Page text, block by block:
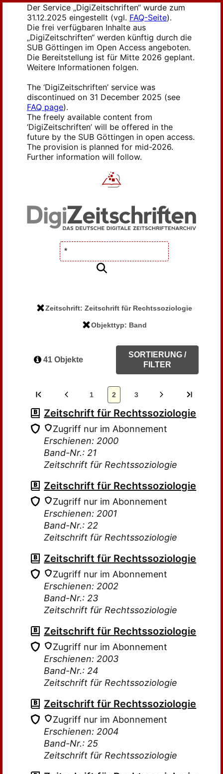
Der Service „DigiZeitschriften“ wurde zum
31.12.2025 eingestellt (vgl. FAQ-Seite).
Die frei verfügbaren Inhalte aus
„DigiZeitschriften“ werden künftig durch die
SUB Göttingen im Open Access angeboten.
Die Bereitstellung ist für Mitte 2026 geplant.
Weitere Informationen folgen.
The ‘DigiZeitschriften’ service was
discontinued on 31 December 2025 (see
FAQ page).
The freely available content from
‘DigiZeitschriften’ will be offered in the
future by the SUB Göttingen in open access.
The provision is planned for mid-2026.
Further information will follow.
Zeitschrift: Zeitschrift für Rechtssoziologie
Objekttyp: Band
41 Objekte
SORTIERUNG /
FILTER
1 2 3
Zeitschrift für Rechtssoziologie
Zugriff nur im Abonnement
Erschienen: 2000
Band-Nr.: 21
Zeitschrift für Rechtssoziologie
Zeitschrift für Rechtssoziologie
Zugriff nur im Abonnement
Erschienen: 2001
Band-Nr.: 22
Zeitschrift für Rechtssoziologie
Zeitschrift für Rechtssoziologie
Zugriff nur im Abonnement
Erschienen: 2002
Band-Nr.: 23
Zeitschrift für Rechtssoziologie
Zeitschrift für Rechtssoziologie
Zugriff nur im Abonnement
Erschienen: 2003
Band-Nr.: 24
Zeitschrift für Rechtssoziologie
Zeitschrift für Rechtssoziologie
Zugriff nur im Abonnement
Erschienen: 2004
Band-Nr.: 25
Zeitschrift für Rechtssoziologie